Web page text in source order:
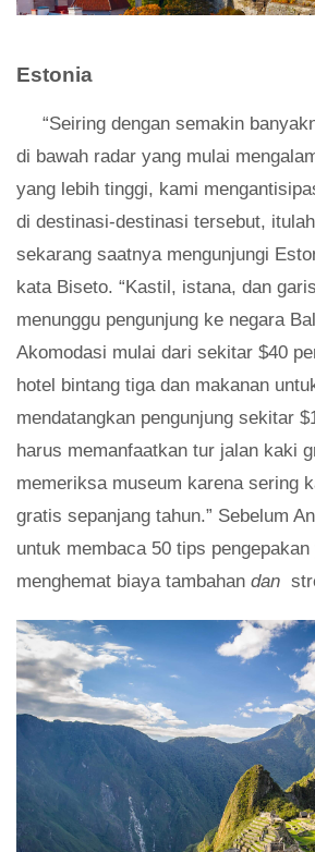
Estonia
“Seiring dengan semakin
di bawah radar yang mulai
yang lebih tinggi, kami
di destinasi-destinasi tersebut,
sekarang saatnya mengunjungi
kata Biseto. “Kastil, istana, dan
menunggu pengunjung ke negara
Akomodasi mulai dari sekitar $40
hotel bintang tiga dan makanan
mendatangkan pengunjung sekitar
harus memanfaatkan tur jalan kaki
memeriksa museum karena sering
gratis sepanjang tahun.” Sebelum
untuk membaca 50 tips
menghemat biaya tambahan dan